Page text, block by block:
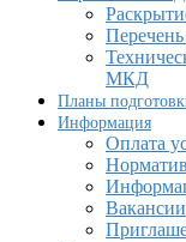
МКД
Планы
Информация
Оплата
Вакансии